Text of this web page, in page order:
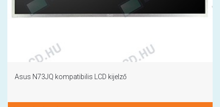
Asus N73JQ kompatibilis LCD kijelző